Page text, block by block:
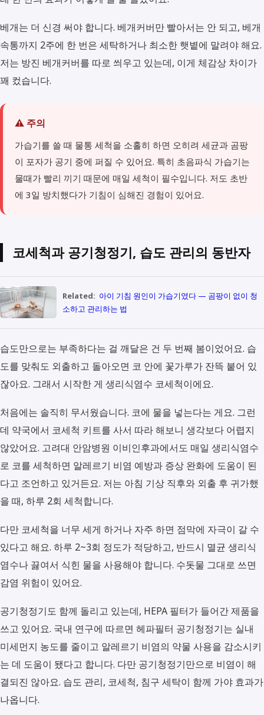
베개는 더 신경 써야 합니다. 베개커버만 빨아서는 안 되고, 베개
속통까지 2주에 한 번은 세탁하거나 최소한 햇볕에 말려야 해요.
저는 방진 베개커버를 따로 씌우고 있는데, 이게 체감상 차이가
꽤 컸습니다.
⚠️ 주의
가습기를 쓸 때 물통 세척을 소홀히 하면 오히려 세균과 곰팡
이 포자가 공기 중에 퍼질 수 있어요. 특히 초음파식 가습기는
물때가 빨리 끼기 때문에 매일 세척이 필수입니다. 저도 초반
에 3일 방치했다가 기침이 심해진 경험이 있어요.
코세척과 공기청정기, 습도 관리의 동반자
Related: 아이 기침 원인이 가습기였다 — 곰팡이 없이 청
소하고 관리하는 법
습도만으로는 부족하다는 걸 깨달은 건 두 번째 봄이었어요. 습
도를 맞춰도 외출하고 돌아오면 코 안에 꽃가루가 잔뜩 붙어 있
잖아요. 그래서 시작한 게 생리식염수 코세척이에요.
처음에는 솔직히 무서웠습니다. 코에 물을 넣는다는 게요. 그런
데 약국에서 코세척 키트를 사서 따라 해보니 생각보다 어렵지
않았어요. 고려대 안암병원 이비인후과에서도 매일 생리식염수
로 코를 세척하면 알레르기 비염 예방과 증상 완화에 도움이 된
다고 조언하고 있거든요. 저는 아침 기상 직후와 외출 후 귀가했
을 때, 하루 2회 세척합니다.
다만 코세척을 너무 세게 하거나 자주 하면 점막에 자극이 갈 수
있다고 해요. 하루 2~3회 정도가 적당하고, 반드시 멸균 생리식
염수나 끓여서 식힌 물을 사용해야 합니다. 수돗물 그대로 쓰면
감염 위험이 있어요.
공기청정기도 함께 돌리고 있는데, HEPA 필터가 들어간 제품을
쓰고 있어요. 국내 연구에 따르면 헤파필터 공기청정기는 실내
미세먼지 농도를 줄이고 알레르기 비염의 약물 사용을 감소시키
는 데 도움이 됐다고 합니다. 다만 공기청정기만으로 비염이 해
결되진 않아요. 습도 관리, 코세척, 침구 세탁이 함께 가야 효과가
나옵니다.